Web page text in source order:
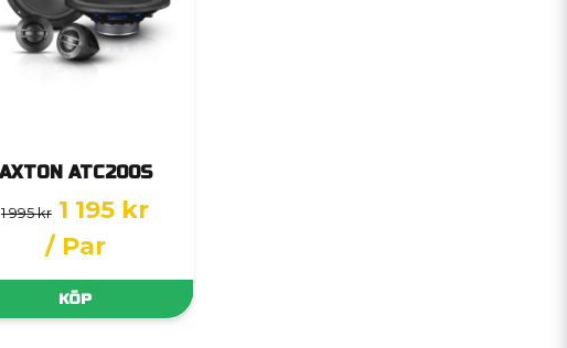
ATC200S
1 995 kr 1 195 kr
/ Par
KÖP